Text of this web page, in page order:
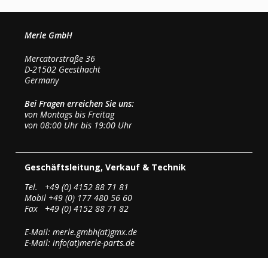
Merle GmbH
Mercatorstraße 36
D-21502 Geesthacht
Germany
Bei Fragen erreichen Sie uns:
von Montags bis Freitag
von 08:00 Uhr bis 19:00 Uhr
Geschäftsleitung, Verkauf & Technik
Tel. +49 (0) 4152 88 71 81
Mobil +49 (0) 177 480 56 60
Fax +49 (0) 4152 88 71 82
E-Mail: merle.gmbh(at)gmx.de
E-Mail: info(at)merle-parts.de